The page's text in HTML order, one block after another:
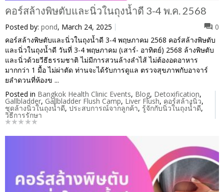
คอร์สล้างพิษตับและนิ่วในถุงน้ำดี 3-4 พ.ค. 2568
Posted by: pond, March 24, 2025
0
คอร์สล้างพิษตับและนิ่วในถุงน้ำดี 3-4 พฤษภาคม 2568 คอร์สล้างพิษตับ
และนิ่วในถุงน้ำดี วันที่ 3-4 พฤษภาคม (เสาร์- อาทิตย์) 2568 ล้างพิษตับ
และนิ่วด้วยวีธีธรรมชาติ ไม่มีการสวนล้างลำไส้ ไม่ต้องอดอาหาร
มากกว่า 1 มื้อ ไม่ผ่าตัด ท่านจะได้รับการดูแล ตรวจสุขภาพกับอาจาร์
ยลำดวนที่ห้องข ...
Posted in Bangkok Health Clinic Events, Blog, Detoxification,
Gallbladder, Gallbladder Flush Camp, Liver Flush, คอร์สล้างนิ่ว,
ชุดล้างนิ่วในถุงน้ำดี, ประสบการณ์จากลูกค้า, รู้จักกับนิ่วในถุงน้ำดี,
วิธีการรักษา